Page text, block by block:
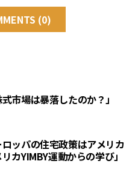
(0)
市場は暴落したのか？」
ッパの住宅政策はアメリカ
カYIMBY運動からの学び」